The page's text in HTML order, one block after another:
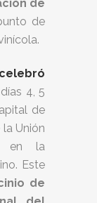
de
de
4, 5
de
Unión
en la
Este
de